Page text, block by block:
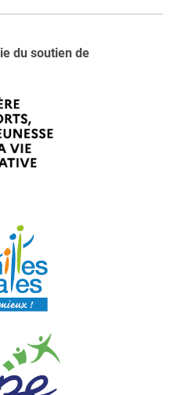
du soutien de